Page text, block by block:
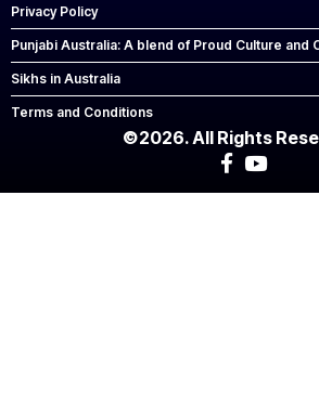
Privacy Policy
Punjabi Australia: A blend of Proud Culture and
Sikhs in Australia
Terms and Conditions
©2026. All Rights